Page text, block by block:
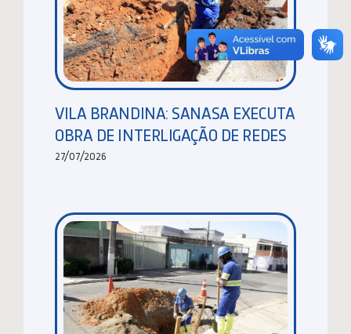
VILA BRANDINA: SANASA EXECUTA
OBRA DE INTERLIGAÇÃO DE REDES
27/07/2026